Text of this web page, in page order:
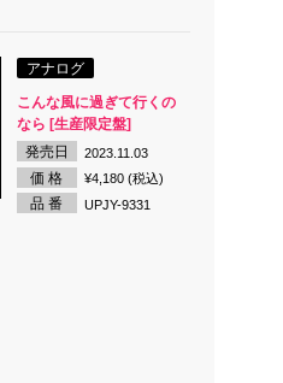
アナログ
こんな風に過ぎて行くの
なら [生産限定盤]
発売日
2023.11.03
価 格 ¥4,180 (税込)
品 番 UPJY-9331